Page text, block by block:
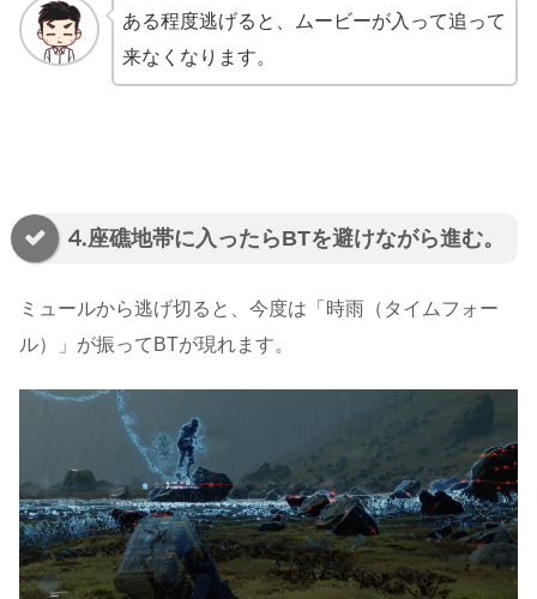
ある程度逃げると、ムービーが入って追って
来なくなります。
⒋座礁地帯に入ったらBTを避けながら進む。
ミュールから逃げ切ると、今度は「時雨（タイムフォー
ル）」が振ってBTが現れます。